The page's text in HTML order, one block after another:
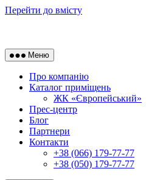
Перейти до вмісту
Меню
Про компанію
Каталог приміщень
ЖК «Європейський»
Прес-центр
Блог
Партнери
Контакти
+38 (066) 179-77-77
+38 (050) 179-77-77